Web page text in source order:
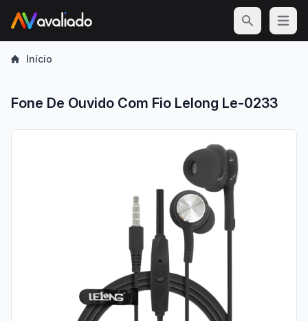
Open
Início
Fone De Ouvido Com Fio Lelong Le-0233